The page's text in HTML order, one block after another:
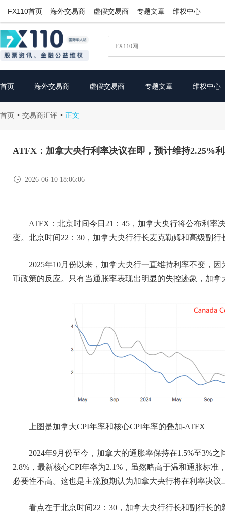
FX110首页 海外交易商 虚假交易商 专题文章 维权中心
首页 海外交易商 虚假交易商 专题文章 维权中心
首页 > 交易商汇评 > 正文
ATFX：加拿大央行利率决议在即，预计维持2.25%
 2026-06-10 18:06:06
ATFX：北京时间今日21：45，加拿大央行将公布利率
变。北京时间22：30，加拿大央行行长麦克勒姆和高级副
2025年10月份以来，加拿大央行一直维持利率不变，
币政策的反应。只有当通胀率表现出明显的失控迹象，加
上图是加拿大CPI年率和核心CPI年率的叠加-ATFX
2024年9月份至今，加拿大的通胀率保持在1.5%至3%
2.8%，最新核心CPI年率为2.1%，虽然略高于温和通胀标
必要性不高。这也是主流预期认为加拿大央行将在利率决
看点在于北京时间22：30，加拿大央行行长和副行长